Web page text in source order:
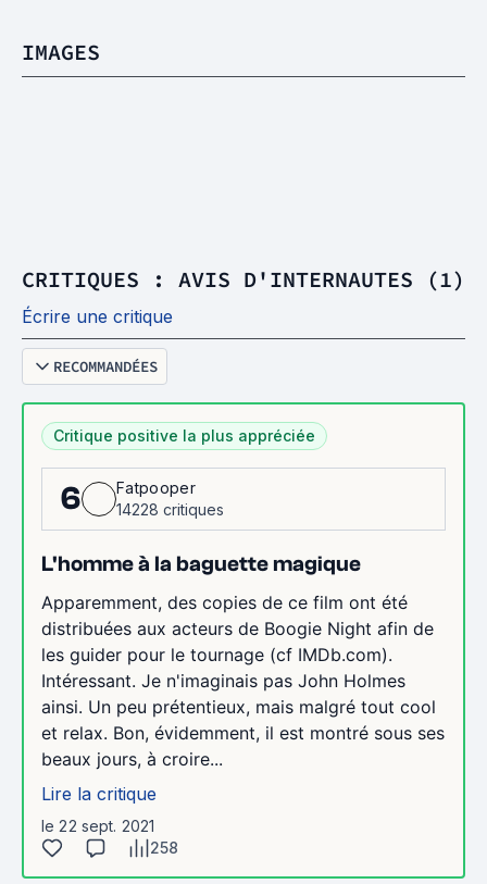
IMAGES
CRITIQUES : AVIS D'INTERNAUTES (1)
Écrire une critique
RECOMMANDÉES
Critique positive la plus appréciée
6
Fatpooper
14228 critiques
L'homme à la baguette magique
Apparemment, des copies de ce film ont été
distribuées aux acteurs de Boogie Night afin de
les guider pour le tournage (cf IMDb.com).
Intéressant. Je n'imaginais pas John Holmes
ainsi. Un peu prétentieux, mais malgré tout cool
et relax. Bon, évidemment, il est montré sous ses
beaux jours, à croire...
Lire la critique
le 22 sept. 2021
258